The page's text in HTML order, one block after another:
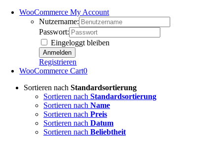
WooCommerce My Account
Nutzername:
Passwort:
Eingeloggt bleiben
Registrieren
WooCommerce Cart0
Sortieren nach Standardsortierung
Sortieren nach Standardsortierung
Sortieren nach Name
Sortieren nach Preis
Sortieren nach Datum
Sortieren nach Beliebtheit